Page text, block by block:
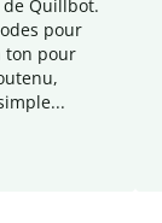
de Quillbot.
pour
ton pour